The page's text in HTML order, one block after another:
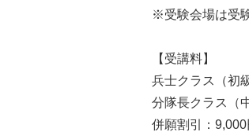
※受験会場は受
【受講料】
兵士クラス（初
分隊長クラス（
併願割引：9,000